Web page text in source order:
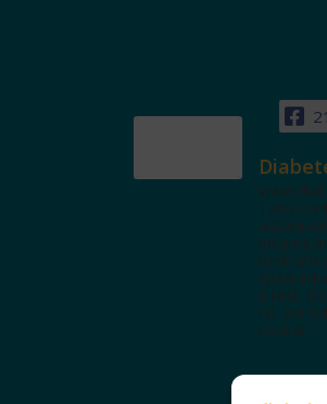
Tanti
un'area
dedicata
spazi
e test.
NL per
novità!